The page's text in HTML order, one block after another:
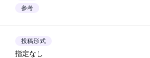
参考
投稿形式
指定なし